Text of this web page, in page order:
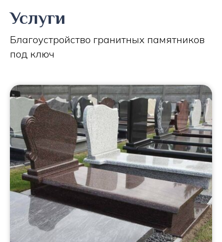
Услуги
Благоустройство гранитных памятников
под ключ